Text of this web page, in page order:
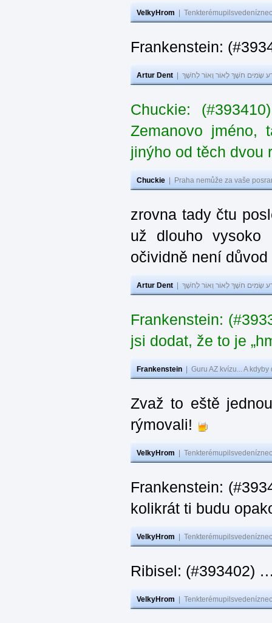
VelkyHrom
Frankenstein:
Artur Dent שָׂמִים חֹשֶׁךְ לְאוֹר וְאוֹר לְחֹשֶׁךְ
Chuckie:
Zemanovo jméno,
jinýho od těch dvou
Chuckie Praha nemůže za vaše
zrovna tady čtu
už dlouho
očividně není
Artur Dent שָׂמִים חֹשֶׁךְ לְאוֹר וְאוֹר לְחֹשֶׁךְ
Frankenstein:
jsi dodat, že to je
Frankenstein Guru AZ kvízu... A
Zvaž to eště
rýmovali!
VelkyHrom
Frankenstein:
kolikrát ti budu
VelkyHrom
Ribisel: (#393402)
VelkyHrom